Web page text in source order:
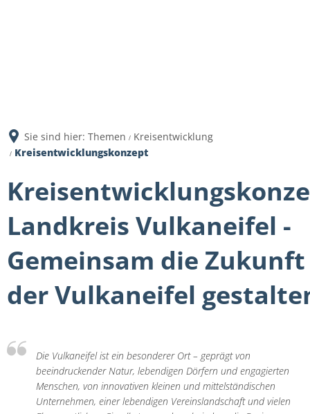
Sie sind hier: Themen
Kreisentwicklung
Kreisentwicklungskonzept
Landkreis Vulkaneifel -
Gemeinsam die Zukunft
der Vulkaneifel
Die Vulkaneifel ist ein besonderer Ort – geprägt von
beeindruckender Natur, lebendigen Dörfern und engagierten
Menschen, von innovativen kleinen und mittelständischen
Unternehmen, einer lebendigen Vereinslandschaft und vielen